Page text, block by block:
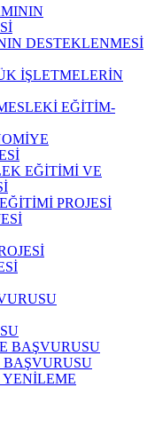
DESTEKLENMESİ
İŞLETMELERİN
EĞİTİM-
EĞİTİMİ VE
PROJESİ
BAŞVURUSU